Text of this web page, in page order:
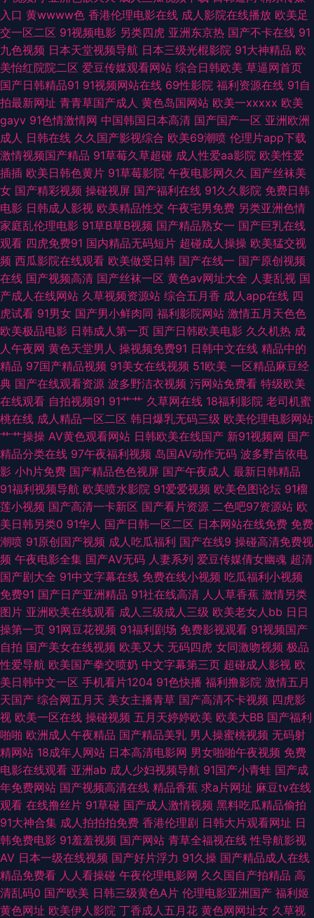
91麻豆蜜桃人妻 岛国搬运工在线视频 欧美亚另类风情 美女福利一区 国产性
福利 国厂三级在线播放 国产39页 97韩影视伦理 ts赵恩静肛交 蜜桃肏屄 色
综合社区 美女看片 浮力av 四虎毛片5 WWW色网 www91簧片 欧美一区二区
蜜桃 91福利区 91版动漫视 九九国产伊人网 亚洲色图2p 91香蕉婷婷 91网站
免费看 99欧美性爱 伊人青青大香蕉艹 91网站直接看 成人影片www91n 人
人超碰91 91偷拍在线 91精产国品影院网址 美日韩色色 麻豆人妻毛片 日韩素
人影院 五月美眉被操 性欧美第二页 99久久99久久精品 九九六热视频 91n一
起c 大香蕉丁香五月 人妖专区 欧日韩美精品四区 国产av黑丝 亚州日韩视频
91无码午夜人妻蜜桃 黑人艹美女逼 日韩免费不卡无码 91在线丝袜 麻豆成人
综合 影音先锋AV资源人妻 肏屄av玖玖 色色天堂网 欧美日韩伦理电影a片 丝
袜美女足交 91国产精品探花视频 91视频地址谁有 91性免费视频 免费影院导
航 欧美操穴网 久久这里只有精品23 影音先锋18AV资源 A片黄色网址 美女看
片 亚洲骚逼网 国产91看片婬黄大片 色悠悠成人网 91视频国产网址 国产美女
A区小视频 东方影库四虎AV 日本伦理在线观看 91处女在线 wwwc男人天堂
日韩无码不卡的 91伊人超碰在线 九九视频1国 先锋影音资源女人网 91熟女
喷水 精品国产久久黄色 丝袜视频 91九色首页绿帽 欧美日韩久久网 91刺激牛
牛 国产14页 青青草麻豆九色视频 91TV澳洲 国产精品成人久久 日韩中文亚
洲丝袜综合 91久久豆花 福利社老司机69 午夜成人精品视频在线 97总资源
欧美日韩成人另类 1024在线国产在线 99无码超碰 久久的插口免费的视频 先
锋资源av中文字幕 超碰99爱按摩 日本成人内射 91麻豆传媒三区 国产精品色
约约约约约 午夜成人精品一区 91色色小视频下载 国产原创自偷自拍系列 影
音先锋中文字幕18 国产视频一列表一17 色色综合网免费观看 91美女内射网
站 国产黑丝视频 日韩网址入口 91精品手机9 国产精品综合网 91Ncom影院
黑人妖肏逼 探花视频网址 91色色视频在线观看 污视频在线观看网址 国产人
妻网站 探花网站 91免费精品 九九色热 91区块涩 91精东传媒网站 国产91AV
在线播放 日韩91 91love海角熟女 海角av勾搭在线 后入高跟国产自拍 久草福
入口 黄wwww色 香港伦理电影在线 成人影院在线播放 欧美足
交一区二区 91视频电影 另类四虎 亚洲东京热 国产不卡在线 91
九色视频 日本天堂视频导航 日本三级光棍影院 91大神精品 欧
美怡红院院二区 爱豆传媒观看网站 综合日韩欧美 草逼网首页
国产日韩精品91 91视频网站在线 69性影院 福利资源在线 91自
拍最新网址 青青草国产成人 黄色岛国网站 欧美一xxxxx 欧美
gayv 91色情激情网 中国韩国日本高清 国产国产一区 亚洲欧洲
成人 日韩在线 久久国产影视综合 欧美69潮喷 伦理片app下载
激情视频国产精品 91草莓久草超碰 成人性爱aa影院 欧美性爱
插插 欧美日韩色黄片 91草莓影院 午夜电影网久久 国产丝袜美
女 国产精彩视频 操碰视屏 国产福利在线 91久久影院 免费日韩
电影 日韩成人影视 欧美精品性交 午夜宅男免费 另类亚洲色情
家庭乱伦理电影 91草B草B视频 国产精品熟女一 国产巨乳在线
观看 四虎免费91 国内精品无码短片 超碰成人操操 欧美猛交视
频 西瓜影院在线观看 欧美做受日韩 国产在线一 国产原创视频
在线 国产视频高清 国产丝袜一区 黄色av网址大全 人妻乱视 国
产成人在线网站 久草视频资源站 综合五月香 成人app在线 四
虎试看 91男女 国产男小鲜肉同 福利影院网站 激情五月天色色
欧美极品电影 日韩成人第一页 国产日韩欧美电影 久久机热 成
人午夜网 黄色天堂男人 操视频免费91 日韩中文在线 精品中的
精品 97国产精品视频 91美女在线视频 51欧美 一区精品麻豆经
典 国产在线观看资源 波多野洁衣视频 污网站免费看 特级欧美
在线观看 自拍视频91 91艹艹 久草网在线 18福利影院 老司机蜜
桃在线 成人精品一区二区 韩日爆乳无码三级 欧美伦理电影网站
艹艹操操 AV黄色观看网站 日韩欧美在线国产 新91视频网 国产
精品分类在线 97午夜福利视频 岛国AV动作无码 波多野吉依电
影 小h片免费 国产精品色色视屏 国产午夜成人 最新日韩精品
91福利视频导航 欧美喷水影院 91爱爱视频 欧美色图论坛 91榴
莲小视频 国产高清一卡新区 国产看片资源 二色吧97资源站 欧
美日韩另类0 91华人 国产日韩一区二区 日本网站在线免费 免费
潮喷 91原创国产视频 成人吃瓜福利 国产在线9 操碰高清免费视
频 午夜电影全集 国产AV无码 人妻系列 爱豆传媒倩女幽魂 超清
国产剧大全 91中文字幕在线 免费在线小视频 吃瓜福利小视频
免费91 国产日产亚洲精品 91社在线高清 人人草香蕉 激情另类
图片 亚洲欧美在线观看 成人三级成人三级 欧美老女人bb 日日
操第一页 91网豆花视频 91福利剧场 免费影视观看 91视频国产
自拍 国产美女在线视频 欧美又大 无码四虎 女同激吻视频 极品
性爱导航 欧美国产拳交喷奶 中文字幕第三页 超碰成人影视 欧
美日韩中文一区 手机看片1204 91色快播 福利撸影院 激情五月
天国产 综合网五月天 美女主播青草 国产高清不卡视频 四虎影
视 欧美一区在线 操碰视频 五月天婷婷欧美 欧美大BB 国产福利
啪啪 欧洲成人午夜精品 国产精品美乳 男人操蜜桃视频 无码射
精网站 18成年人网站 日本高清电影网 男女啪啪午夜视频 免费
电影在线观看 亚洲ab 成人少妇视频导航 91国产小青蛙 国产成
年免费网站 国产视频高清在线 精品香蕉 求a片网址 麻豆tv在线
观看 在线撸丝片 91草碰 国产成人激情视频 黑料吃瓜精品偷拍
91大神合集 成人拍拍拍免费 香港伦理剧 日韩大片观看网址 日
韩免费电影 91羞羞视频 国产网站 青草全福视在线 性导航影视
AV 日本一级在线视频 国产好片浮力 91久操 国产精品成人在线
精品免费看 人人看操碰 午夜伦理电影网 久久国自产拍精品 高
清乱码0 国产欧美 日韩三级黄色A片 伦理电影亚洲国产 福利姬
黄色网址 欧美伊人影院 丁香成人五月花 黄色网网址女 久草视